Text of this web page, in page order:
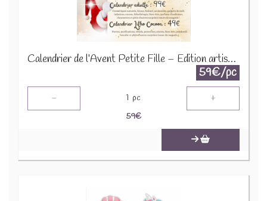
Calendrier de l’Avent Petite Fille – Édition artisanale 2025
59€/pc
- 1 pc +
59€